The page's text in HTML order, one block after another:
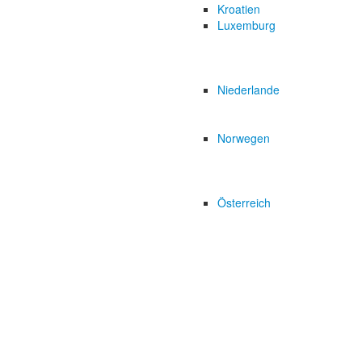
Kroatien
Luxemburg
Niederlande
Norwegen
Österreich